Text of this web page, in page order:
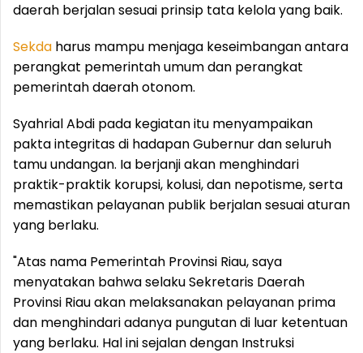
daerah berjalan sesuai prinsip tata kelola yang baik.
Sekda harus mampu menjaga keseimbangan antara
perangkat pemerintah umum dan perangkat
pemerintah daerah otonom.
Syahrial Abdi pada kegiatan itu menyampaikan
pakta integritas di hadapan Gubernur dan seluruh
tamu undangan. Ia berjanji akan menghindari
praktik-praktik korupsi, kolusi, dan nepotisme, serta
memastikan pelayanan publik berjalan sesuai aturan
yang berlaku.
"Atas nama Pemerintah Provinsi Riau, saya
menyatakan bahwa selaku Sekretaris Daerah
Provinsi Riau akan melaksanakan pelayanan prima
dan menghindari adanya pungutan di luar ketentuan
yang berlaku. Hal ini sejalan dengan Instruksi